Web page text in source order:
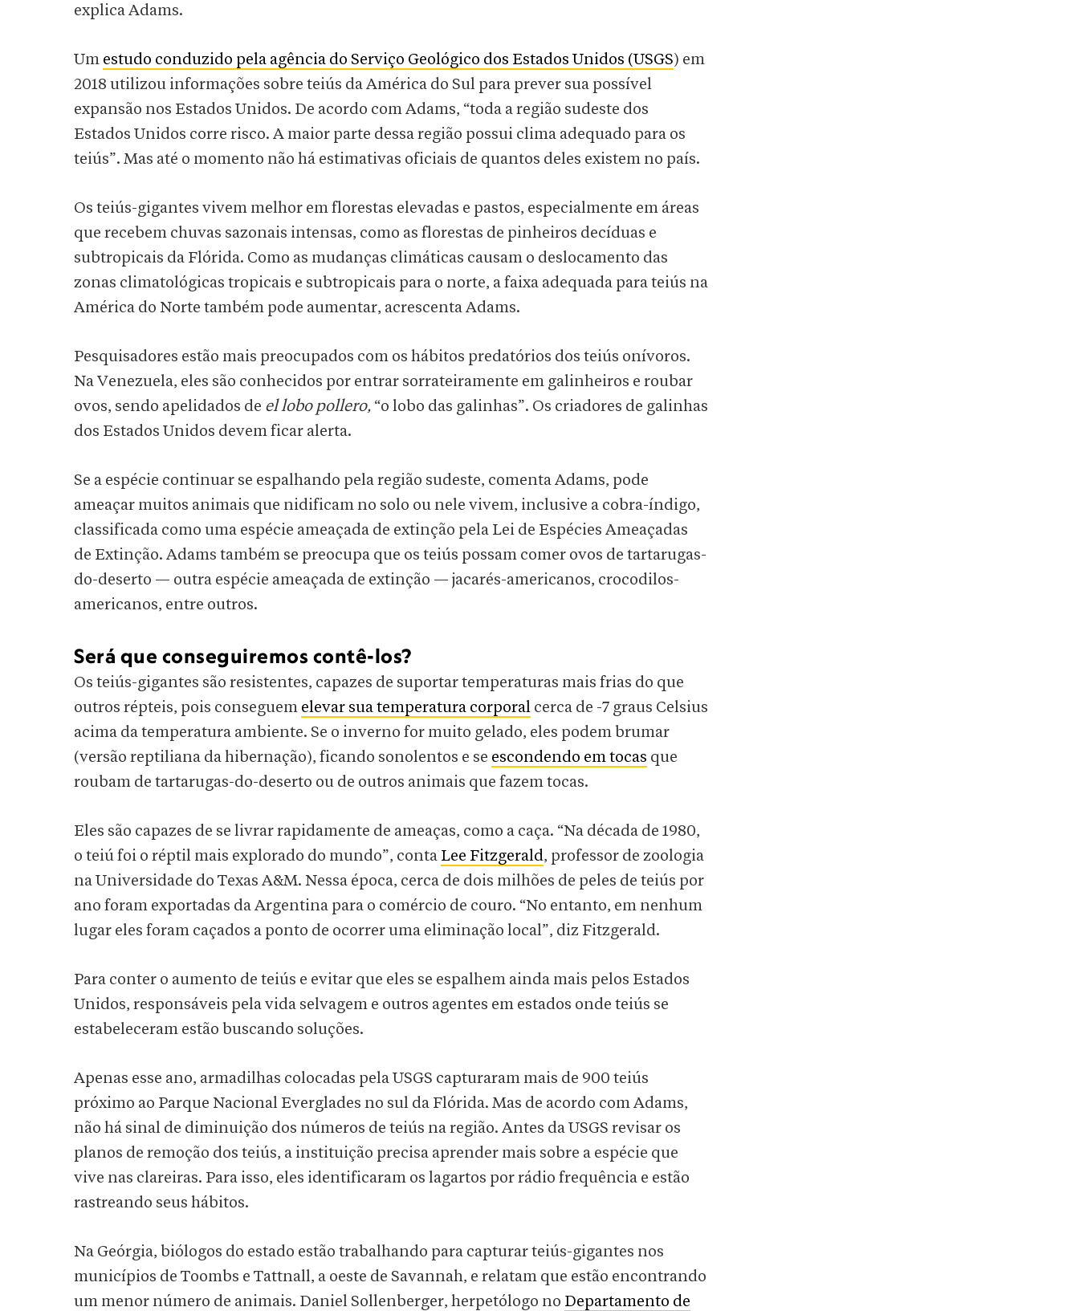
explica Adams.
Um estudo conduzido pela agência do Serviço Geológico dos Estados Unidos (USGS) em
2018 utilizou informações sobre teiús da América do Sul para prever sua possível
expansão nos Estados Unidos. De acordo com Adams, “toda a região sudeste dos
Estados Unidos corre risco. A maior parte dessa região possui clima adequado para os
teiús”. Mas até o momento não há estimativas oficiais de quantos deles existem no país.
Os teiús-gigantes vivem melhor em florestas elevadas e pastos, especialmente em áreas
que recebem chuvas sazonais intensas, como as florestas de pinheiros decíduas e
subtropicais da Flórida. Como as mudanças climáticas causam o deslocamento das
zonas climatológicas tropicais e subtropicais para o norte, a faixa adequada para teiús na
América do Norte também pode aumentar, acrescenta Adams.
Pesquisadores estão mais preocupados com os hábitos predatórios dos teiús onívoros.
Na Venezuela, eles são conhecidos por entrar sorrateiramente em galinheiros e roubar
ovos, sendo apelidados de el lobo pollero, “o lobo das galinhas”. Os criadores de galinhas
dos Estados Unidos devem ficar alerta.
Se a espécie continuar se espalhando pela região sudeste, comenta Adams, pode
ameaçar muitos animais que nidificam no solo ou nele vivem, inclusive a cobra-índigo,
classificada como uma espécie ameaçada de extinção pela Lei de Espécies Ameaçadas
de Extinção. Adams também se preocupa que os teiús possam comer ovos de tartarugas-
do-deserto — outra espécie ameaçada de extinção — jacarés-americanos, crocodilos-
americanos, entre outros.
Será que conseguiremos contê-los?
Os teiús-gigantes são resistentes, capazes de suportar temperaturas mais frias do que
outros répteis, pois conseguem elevar sua temperatura corporal cerca de -7 graus Celsius
acima da temperatura ambiente. Se o inverno for muito gelado, eles podem brumar
(versão reptiliana da hibernação), ficando sonolentos e se escondendo em tocas que
roubam de tartarugas-do-deserto ou de outros animais que fazem tocas.
Eles são capazes de se livrar rapidamente de ameaças, como a caça. “Na década de 1980,
o teiú foi o réptil mais explorado do mundo”, conta Lee Fitzgerald, professor de zoologia
na Universidade do Texas A&M. Nessa época, cerca de dois milhões de peles de teiús por
ano foram exportadas da Argentina para o comércio de couro. “No entanto, em nenhum
lugar eles foram caçados a ponto de ocorrer uma eliminação local”, diz Fitzgerald.
Para conter o aumento de teiús e evitar que eles se espalhem ainda mais pelos Estados
Unidos, responsáveis pela vida selvagem e outros agentes em estados onde teiús se
estabeleceram estão buscando soluções.
Apenas esse ano, armadilhas colocadas pela USGS capturaram mais de 900 teiús
próximo ao Parque Nacional Everglades no sul da Flórida. Mas de acordo com Adams,
não há sinal de diminuição dos números de teiús na região. Antes da USGS revisar os
planos de remoção dos teiús, a instituição precisa aprender mais sobre a espécie que
vive nas clareiras. Para isso, eles identificaram os lagartos por rádio frequência e estão
rastreando seus hábitos.
Na Geórgia, biólogos do estado estão trabalhando para capturar teiús-gigantes nos
municípios de Toombs e Tattnall, a oeste de Savannah, e relatam que estão encontrando
um menor número de animais. Daniel Sollenberger, herpetólogo no Departamento de